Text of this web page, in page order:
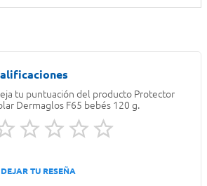
tu puntuación del producto Protector
Dermaglos F65 bebés 120 g.
TU RESEÑA